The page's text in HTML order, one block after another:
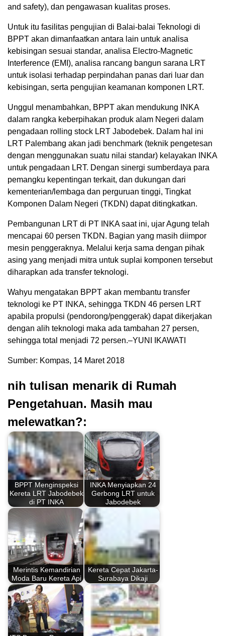
and safety), dan pengawasan kualitas proses.
Untuk itu fasilitas pengujian di Balai-balai Teknologi di
BPPT akan dimanfaatkan antara lain untuk analisa
kebisingan sesuai standar, analisa Electro-Magnetic
Interference (EMI), analisa rancang bangun sarana LRT
untuk isolasi terhadap perpindahan panas dari luar dan
kebisingan, serta pengujian keamanan komponen LRT.
Unggul menambahkan, BPPT akan mendukung INKA
dalam rangka keberpihakan produk alam Negeri dalam
pengadaan rolling stock LRT Jabodebek. Dalam hal ini
LRT Palembang akan jadi benchmark (teknik pengetesan
dengan menggunakan suatu nilai standar) kelayakan INKA
untuk pengadaan LRT. Dengan sinergi sumberdaya para
pemangku kepentingan terkait, dan dukungan dari
kementerian/lembaga dan perguruan tinggi, Tingkat
Komponen Dalam Negeri (TKDN) dapat ditingkatkan.
Pembangunan LRT di PT INKA saat ini, ujar Agung telah
mencapai 60 persen TKDN. Bagian yang masih diimpor
mesin penggeraknya. Melalui kerja sama dengan pihak
asing yang menjadi mitra untuk suplai komponen tersebut
diharapkan ada transfer teknologi.
Wahyu mengatakan BPPT akan membantu transfer
teknologi ke PT INKA, sehingga TKDN 46 persen LRT
apabila propulsi (pendorong/penggerak) dapat dikerjakan
dengan alih teknologi maka ada tambahan 27 persen,
sehingga total menjadi 72 persen.–YUNI IKAWATI
Sumber: Kompas, 14 Maret 2018
nih tulisan menarik di Rumah
Pengetahuan. Masih mau
melewatkan?:
BPPT Menginspeksi
Kereta LRT Jabodebek
di PT INKA
INKA Menyiapkan 24
Gerbong LRT untuk
Jabodebek
Merintis Kemandirian
Moda Baru Kereta Api
Kereta Cepat Jakarta-
Surabaya Dikaji